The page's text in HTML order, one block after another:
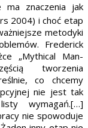
ma znaczenia jak
2004) i choć etap
metodyki
Frederick
„Mythical Man-
tworzenia
co chcemy
nie jest tak
wymagań.[…]
nie spowoduje